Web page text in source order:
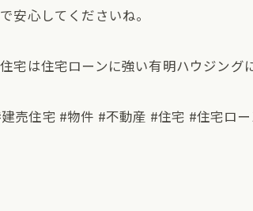
安心してくださいね。
宅は住宅ローンに強い有明ハウジング
売住宅 #物件 #不動産 #住宅 #住宅ロ